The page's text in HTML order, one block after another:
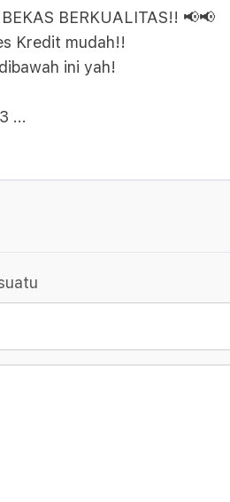
BERKUALITAS!! 📢📢
Kredit mudah!!
ini yah!
...